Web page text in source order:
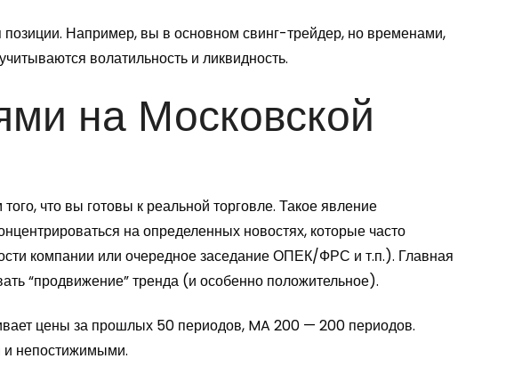
Например, вы в основном свинг-трейдер, но временами,
волатильность и ликвидность.
на Московской
что вы готовы к реальной торговле. Такое явление
на определенных новостях, которые часто
компании или очередное заседание ОПЕК/ФРС и т.п.). Главная
“продвижение” тренда (и особенно положительное).
цены за прошлых 50 периодов, MA 200 — 200 периодов.
и непостижимыми.